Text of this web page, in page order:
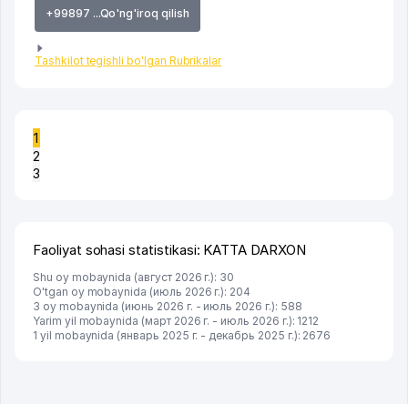
+99897 ...Qo'ng'iroq qilish
Tashkilot tegishli bo'lgan Rubrikalar
1
2
3
Faoliyat sohasi statistikasi: KATTA DARXON
Shu oy mobaynida (август 2026 г.): 30
O'tgan oy mobaynida (июль 2026 г.): 204
3 oy mobaynida (июнь 2026 г. - июль 2026 г.): 588
Yarim yil mobaynida (март 2026 г. - июль 2026 г.): 1212
1 yil mobaynida (январь 2025 г. - декабрь 2025 г.): 2676